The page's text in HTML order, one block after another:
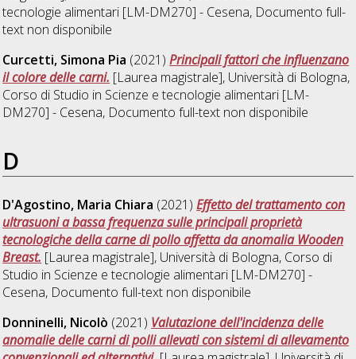
tecnologie alimentari [LM-DM270] - Cesena, Documento full-
text non disponibile
Curcetti, Simona Pia (2021)Principali fattori che influenzano
il colore delle carni. [Laurea magistrale], Università di Bologna,
Corso di Studio in Scienze e tecnologie alimentari [LM-
DM270] - Cesena, Documento full-text non disponibile
D
D'Agostino, Maria Chiara (2021)Effetto del trattamento con
ultrasuoni a bassa frequenza sulle principali proprietà
tecnologiche della carne di pollo affetta da anomalia Wooden
Breast. [Laurea magistrale], Università di Bologna, Corso di
Studio in Scienze e tecnologie alimentari [LM-DM270] -
Cesena, Documento full-text non disponibile
Donninelli, Nicolò (2021) Valutazione dell'incidenza delle
anomalie delle carni di polli allevati con sistemi di allevamento